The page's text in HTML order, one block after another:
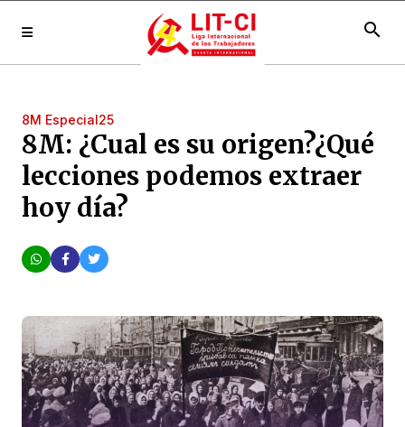
search
8M Especial25
8M: ¿Cual es su origen?¿Qué
lecciones podemos extraer
hoy día?